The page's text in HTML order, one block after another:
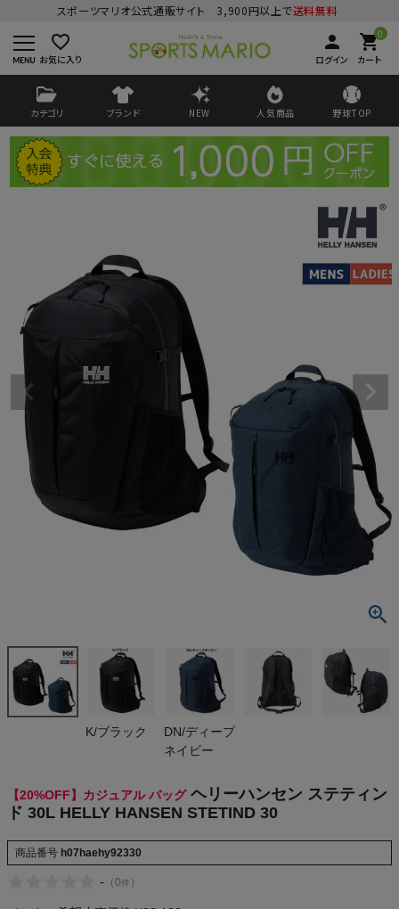
スポーツマリオ公式通販サイト 3,900円以上で送料無料
favorite_border
お気に入り
person
ログイン
0
shopping_cart
カート
カテゴリ ブランド NEW 人気商品 野球TOP
ようこそ ゲスト 様
検索
商品が見つからない方はこちら
最近閲覧した商品
Y HANSEN S
TETIND 30
NIKE
CHUMS
K/ブラック
DN/ディープ
ネイビー
【20%OFF】カジュアル バッグ ヘリーハンセン ステティン
ド 30L HELLY HANSEN STETIND 30
商品番号 h07haehy92330
- （0件 ）